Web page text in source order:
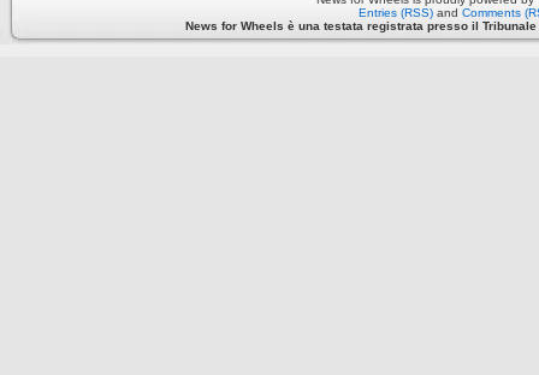
Entries (RSS)and Comments
News for Wheels è una testata registrata presso il